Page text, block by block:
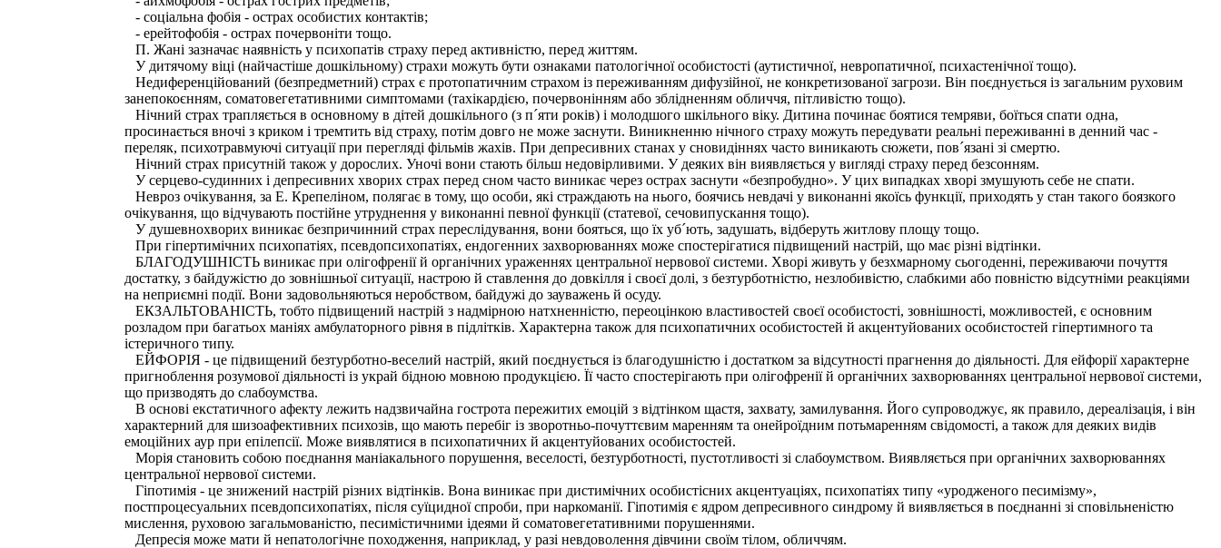
- соціальна фобія - острах особистих контактів;
- ерейтофобія - острах почервоніти тощо.
П. Жані зазначає наявність у психопатів страху перед активністю, перед життям.
У дитячому віці (найчастіше дошкільному) страхи можуть бути ознаками патологічної особистості (аутистичної, невропатичної, психастенічної тощо).
Недиференційований (безпредметний) страх є протопатичним страхом із переживанням дифузійної, не конкретизованої загрози. Він поєднується із загальним руховим
занепокоєнням, соматовегетативними симптомами (тахікардією, почервонінням або зблідненням обличчя, пітливістю тощо).
Нічний страх трапляється в основному в дітей дошкільного (з п´яти років) і молодшого шкільного віку. Дитина починає боятися темряви, боїться спати одна,
просинається вночі з криком і тремтить від страху, потім довго не може заснути. Виникненню нічного страху можуть передувати реальні переживанні в денний час -
переляк, психотравмуючі ситуації при перегляді фільмів жахів. При депресивних станах у сновидіннях часто виникають сюжети, пов´язані зі смертю.
Нічний страх присутній також у дорослих. Уночі вони стають більш недовірливими. У деяких він виявляється у вигляді страху перед безсонням.
У серцево-судинних і депресивних хворих страх перед сном часто виникає через острах заснути «безпробудно». У цих випадках хворі змушують себе не спати.
Невроз очікування, за Е. Крепеліном, полягає в тому, що особи, які страждають на нього, боячись невдачі у виконанні якоїсь функції, приходять у стан такого боязкого
очікування, що відчувають постійне утруднення у виконанні певної функції (статевої, сечовипускання тощо).
У душевнохворих виникає безпричинний страх переслідування, вони бояться, що їх уб´ють, задушать, відберуть житлову площу тощо.
При гіпертимічних психопатіях, псевдопсихопатіях, ендогенних захворюваннях може спостерігатися підвищений настрій, що має різні відтінки.
БЛАГОДУШНІСТЬ виникає при олігофренії й органічних ураженнях центральної нервової системи. Хворі живуть у безхмарному сьогоденні, переживаючи почуття
достатку, з байдужістю до зовнішньої ситуації, настрою й ставлення до довкілля і своєї долі, з безтурботністю, незлобивістю, слабкими або повністю відсутніми реакціями
на неприємні події. Вони задовольняються неробством, байдужі до зауважень й осуду.
ЕКЗАЛЬТОВАНІСТЬ, тобто підвищений настрій з надмірною натхненністю, переоцінкою властивостей своєї особистості, зовнішності, можливостей, є основним
розладом при багатьох маніях амбулаторного рівня в підлітків. Характерна також для психопатичних особистостей й акцентуйованих особистостей гіпертимного та
істеричного типу.
ЕЙФОРІЯ - це підвищений безтурботно-веселий настрій, який поєднується із благодушністю і достатком за відсутності прагнення до діяльності. Для ейфорії характерне
пригноблення розумової діяльності із украй бідною мовною продукцією. Її часто спостерігають при олігофренії й органічних захворюваннях центральної нервової системи,
що призводять до слабоумства.
В основі екстатичного афекту лежить надзвичайна гострота пережитих емоцій з відтінком щастя, захвату, замилування. Його супроводжує, як правило, дереалізація, і він
характерний для шизоафективних психозів, що мають перебіг із зворотньо-почуттєвим маренням та онейроїдним потьмаренням свідомості, а також для деяких видів
емоційних аур при епілепсії. Може виявлятися в психопатичних й акцентуйованих особистостей.
Морія становить собою поєднання маніакального порушення, веселості, безтурботності, пустотливості зі слабоумством. Виявляється при органічних захворюваннях
центральної нервової системи.
Гіпотимія - це знижений настрій різних відтінків. Вона виникає при дистимічних особистісних акцентуаціях, психопатіях типу «уродженого песимізму»,
постпроцесуальних псевдопсихопатіях, після суїцидної спроби, при наркоманії. Гіпотимія є ядром депресивного синдрому й виявляється в поєднанні зі сповільненістю
мислення, руховою загальмованістю, песимістичними ідеями й соматовегетативними порушеннями.
Депресія може мати й непатологічне походження, наприклад, у разі невдоволення дівчини своїм тілом, обличчям.